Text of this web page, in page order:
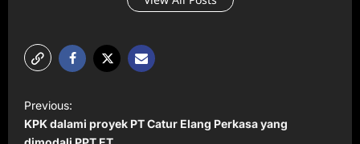
o
Previous:
KPK dalami proyek PT Catur Elang Perkasa yang